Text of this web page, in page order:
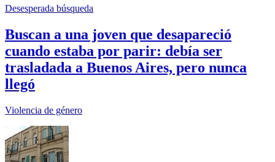
Desesperada búsqueda
Buscan a una joven que desapareció
cuando estaba por parir: debía ser
trasladada a Buenos Aires, pero nunca
llegó
Violencia de género